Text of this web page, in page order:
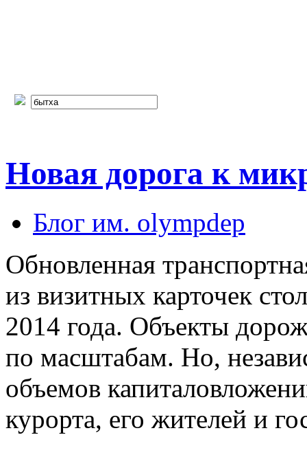
Новая дорога к
Блог им. olympdep
Обновленная
из визитных карточек
2014 года. Объекты
по масштабам. Но,
объемов
курорта, его жителей и